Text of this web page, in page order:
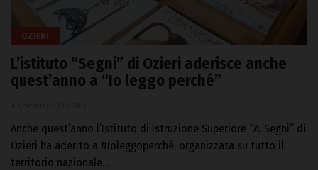
OZIERI
L’istituto “Segni” di Ozieri aderisce anche
quest’anno a “Io leggo perché”
Anche quest’anno l’Istituto di Istruzione Superiore “A. Segni” di
Ozieri ha aderito a #Ioleggoperché, organizzata su tutto il
territorio nazionale…